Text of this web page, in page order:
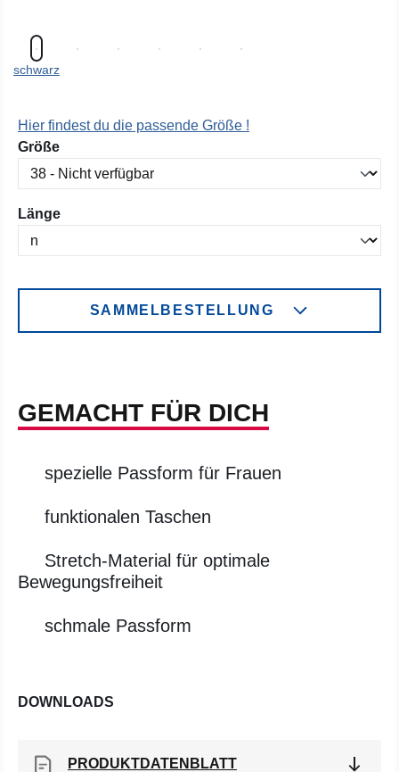
schwarz
Hier findest du die passende Größe !
Größeauswählen
Längeauswählen
SAMMELBESTELLUNG
GEMACHT FÜR DICH
spezielle Passform für Frauen
funktionalen Taschen
Stretch-Material für optimale
Bewegungsfreiheit
schmale Passform
DOWNLOADS
PRODUKTDATENBLATT